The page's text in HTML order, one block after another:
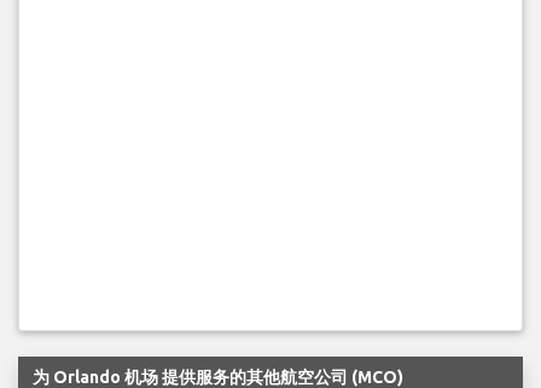
为 Orlando 机场 提供服务的其他航空公司 (MCO)